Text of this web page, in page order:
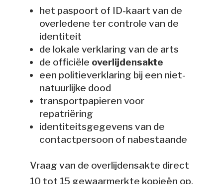
het paspoort of ID-kaart van de
overledene ter controle van de
identiteit
de lokale verklaring van de arts
de officiële overlijdensakte
een politieverklaring bij een niet-
natuurlijke dood
transportpapieren voor
repatriëring
identiteitsgegevens van de
contactpersoon of nabestaande
Vraag van de overlijdensakte direct
10 tot 15 gewaarmerkte kopieën op.